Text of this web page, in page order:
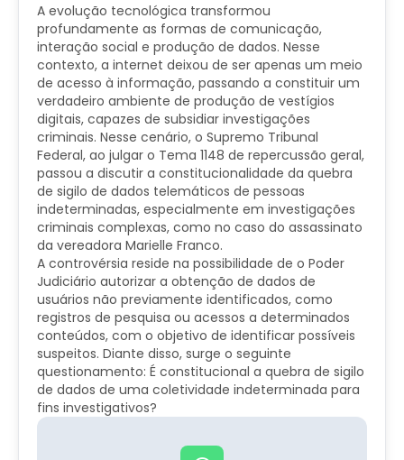
A evolução tecnológica transformou
profundamente as formas de comunicação,
interação social e produção de dados. Nesse
contexto, a internet deixou de ser apenas um meio
de acesso à informação, passando a constituir um
verdadeiro ambiente de produção de vestígios
digitais, capazes de subsidiar investigações
criminais. Nesse cenário, o Supremo Tribunal
Federal, ao julgar o Tema 1148 de repercussão geral,
passou a discutir a constitucionalidade da quebra
de sigilo de dados telemáticos de pessoas
indeterminadas, especialmente em investigações
criminais complexas, como no caso do assassinato
da vereadora Marielle Franco.
A controvérsia reside na possibilidade de o Poder
Judiciário autorizar a obtenção de dados de
usuários não previamente identificados, como
registros de pesquisa ou acessos a determinados
conteúdos, com o objetivo de identificar possíveis
suspeitos. Diante disso, surge o seguinte
questionamento: É constitucional a quebra de sigilo
de dados de uma coletividade indeterminada para
fins investigativos?